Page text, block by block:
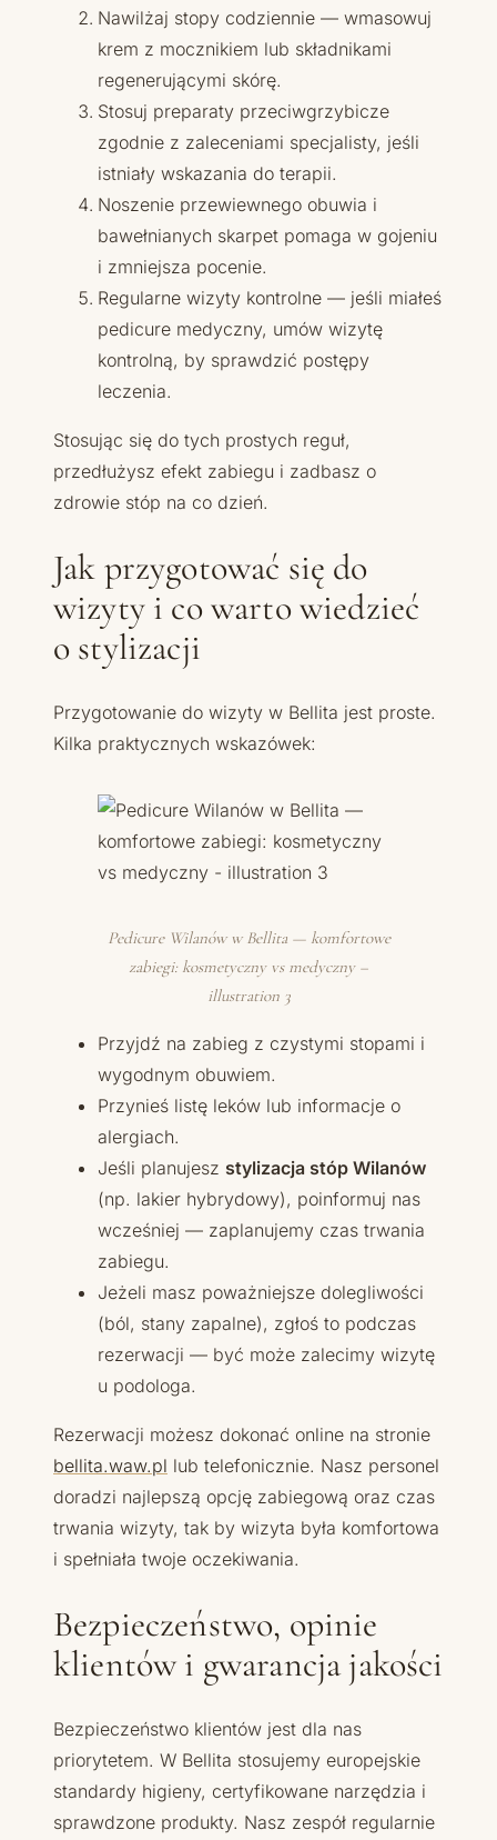
Nawilżaj stopy codziennie — wmasowuj
krem z mocznikiem lub składnikami
regenerującymi skórę.
Stosuj preparaty przeciwgrzybicze
zgodnie z zaleceniami specjalisty, jeśli
istniały wskazania do terapii.
Noszenie przewiewnego obuwia i
bawełnianych skarpet pomaga w gojeniu
i zmniejsza pocenie.
Regularne wizyty kontrolne — jeśli miałeś
pedicure medyczny, umów wizytę
kontrolną, by sprawdzić postępy
leczenia.
Stosując się do tych prostych reguł,
przedłużysz efekt zabiegu i zadbasz o
zdrowie stóp na co dzień.
Jak przygotować się do
wizyty i co warto wiedzieć
o stylizacji
Przygotowanie do wizyty w Bellita jest proste.
Kilka praktycznych wskazówek:
Pedicure Wilanów w Bellita — komfortowe
zabiegi: kosmetyczny vs medyczny –
illustration 3
Przyjdź na zabieg z czystymi stopami i
wygodnym obuwiem.
Przynieś listę leków lub informacje o
alergiach.
Jeśli planujesz stylizacja stóp Wilanów
(np. lakier hybrydowy), poinformuj nas
wcześniej — zaplanujemy czas trwania
zabiegu.
Jeżeli masz poważniejsze dolegliwości
(ból, stany zapalne), zgłoś to podczas
rezerwacji — być może zalecimy wizytę
u podologa.
Rezerwacji możesz dokonać online na stronie
bellita.waw.pl lub telefonicznie. Nasz personel
doradzi najlepszą opcję zabiegową oraz czas
trwania wizyty, tak by wizyta była komfortowa
i spełniała twoje oczekiwania.
Bezpieczeństwo, opinie
klientów i gwarancja jakości
Bezpieczeństwo klientów jest dla nas
priorytetem. W Bellita stosujemy europejskie
standardy higieny, certyfikowane narzędzia i
sprawdzone produkty. Nasz zespół regularnie